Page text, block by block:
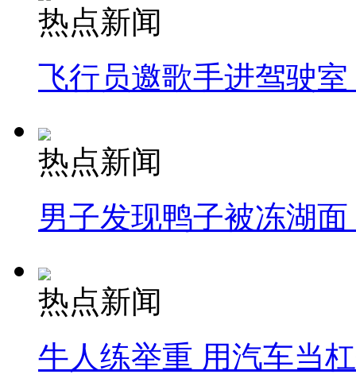
热点新闻
飞行员邀歌手进驾驶
热点新闻
男子发现鸭子被冻湖
热点新闻
牛人练举重 用汽车当